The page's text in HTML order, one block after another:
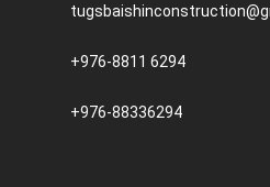
+976-8811 6294
+976-88336294